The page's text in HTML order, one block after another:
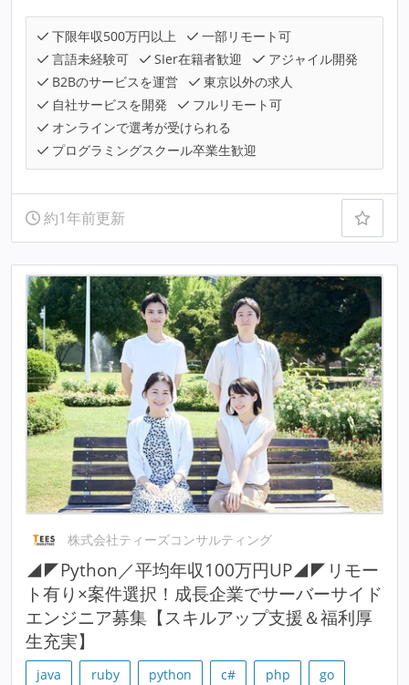
下限年収500万円以上
一部リモート可
言語未経験可
SIer在籍者歓迎
アジャイル開発
B2Bのサービスを運営
東京以外の求人
自社サービスを開発
フルリモート可
オンラインで選考が受けられる
プログラミングスクール卒業生歓迎
約1年前更新
株式会社ティーズコンサルティング
◢◤Python／平均年収100万円UP◢◤リモー
ト有り×案件選択！成長企業でサーバーサイド
エンジニア募集【スキルアップ支援＆福利厚
生充実】
java ruby python c# php
go